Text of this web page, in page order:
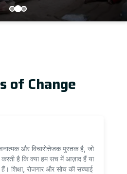
of Change
और विचारोत्तेजक पुस्तक है, जो
है कि क्या हम सच में आज़ाद हैं या
शिक्षा, रोजगार और सोच की सच्चाई